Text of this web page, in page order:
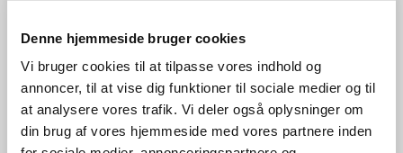
Denne hjemmeside bruger cookies
Vi bruger cookies til at tilpasse vores indhold og
annoncer, til at vise dig funktioner til sociale medier og til
at analysere vores trafik. Vi deler også oplysninger om
din brug af vores hjemmeside med vores partnere inden